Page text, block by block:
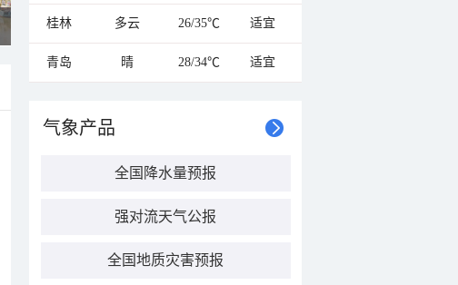
桂林 多云 26/35℃ 适宜
青岛 晴 28/34℃ 适宜
气象产品
全国降水量预报
强对流天气公报
全国地质灾害预报